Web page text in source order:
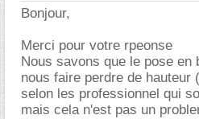
Bonjour,
Merci pour votre rpeonse
Nous savons que le pose en
nous faire perdre de hauteur
selon les professionnel qui
mais cela n'est pas un